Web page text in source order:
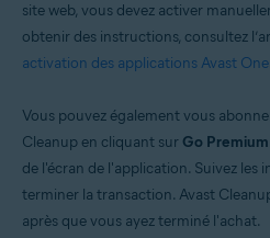
site web, vous devez activer
obtenir des instructions, consultez
activation des applications Avast One
Vous pouvez également vous
Cleanup en cliquant sur Go Premium
de l'écran de l'application. Suivez les
terminer la transaction. Avast
après que vous ayez terminé l'achat.